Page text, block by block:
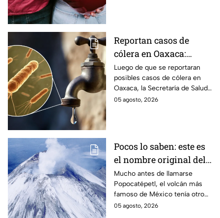
Reportan casos de
cólera en Oaxaca:
síntomas y las
principales formas de
contagio
Luego de que se reportaran
posibles casos de cólera en
Oaxaca, la Secretaría de Salud
del Estado pide tomar
05 agosto, 2026
Pocos lo saben: este es
el nombre original del
volcán Popocatépetl
Mucho antes de llamarse
Popocatépetl, el volcán más
famoso de México tenía otro
nombre que pocos conocen y
05 agosto, 2026